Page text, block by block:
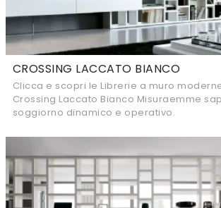
CROSSING LACCATO BIANCO
Clicca e scopri le Librerie a muro
Crossing Laccato Bianco Misuraemme
soggiorno dinamico e operativo.